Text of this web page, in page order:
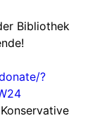
Bibliothek
?